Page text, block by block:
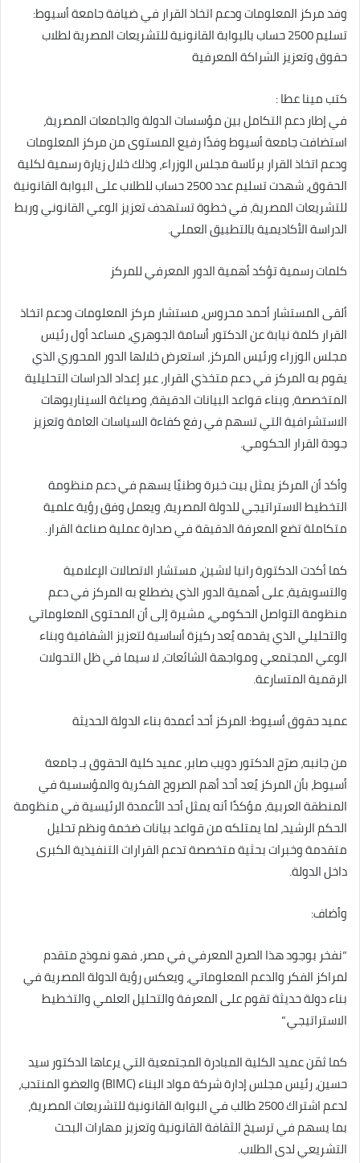
وفد مركز المعلومات ودعم اتخاذ القرار في ضيافة جامعة أسيوط:
تسليم 2500 حساب بالبوابة القانونية للتشريعات المصرية لطلاب
حقوق وتعزيز الشراكة المعرفية
كتب مينا عطا :
في إطار دعم التكامل بين مؤسسات الدولة والجامعات المصرية،
استضافت جامعة أسيوط وفدًا رفيع المستوى من مركز المعلومات
ودعم اتخاذ القرار برئاسة مجلس الوزراء، وذلك خلال زيارة رسمية لكلية
الحقوق، شهدت تسليم عدد 2500 حساب للطلاب على البوابة القانونية
للتشريعات المصرية، في خطوة تستهدف تعزيز الوعي القانوني وربط
الدراسة الأكاديمية بالتطبيق العملي.
كلمات رسمية تؤكد أهمية الدور المعرفي للمركز
ألقى المستشار أحمد محروس، مستشار مركز المعلومات ودعم اتخاذ
القرار كلمة نيابة عن الدكتور أسامة الجوهري، مساعد أول رئيس
مجلس الوزراء ورئيس المركز، استعرض خلالها الدور المحوري الذي
يقوم به المركز في دعم متخذي القرار، عبر إعداد الدراسات التحليلية
المتخصصة، وبناء قواعد البيانات الدقيقة، وصياغة السيناريوهات
الاستشرافية التي تسهم في رفع كفاءة السياسات العامة وتعزيز
جودة القرار الحكومي.
وأكد أن المركز يمثل بيت خبرة وطنيًا يسهم في دعم منظومة
التخطيط الاستراتيجي للدولة المصرية، ويعمل وفق رؤية علمية
متكاملة تضع المعرفة الدقيقة في صدارة عملية صناعة القرار.
كما أكدت الدكتورة رانيا لاشين، مستشار الاتصالات الإعلامية
والتسويقية، على أهمية الدور الذي يضطلع به المركز في دعم
منظومة التواصل الحكومي، مشيرة إلى أن المحتوى المعلوماتي
والتحليلي الذي يقدمه يُعد ركيزة أساسية لتعزيز الشفافية وبناء
الوعي المجتمعي ومواجهة الشائعات، لا سيما في ظل التحولات
الرقمية المتسارعة.
عميد حقوق أسيوط: المركز أحد أعمدة بناء الدولة الحديثة
من جانبه، صرّح الدكتور دويب صابر، عميد كلية الحقوق بـ جامعة
أسيوط، بأن المركز يُعد أحد أهم الصروح الفكرية والمؤسسية في
المنطقة العربية، مؤكدًا أنه يمثل أحد الأعمدة الرئيسية في منظومة
الحكم الرشيد، لما يمتلكه من قواعد بيانات ضخمة ونظم تحليل
متقدمة وخبرات بحثية متخصصة تدعم القرارات التنفيذية الكبرى
داخل الدولة.
وأضاف:
“نفخر بوجود هذا الصرح المعرفي في مصر، فهو نموذج متقدم
لمراكز الفكر والدعم المعلوماتي، ويعكس رؤية الدولة المصرية في
بناء دولة حديثة تقوم على المعرفة والتحليل العلمي والتخطيط
الاستراتيجي.”
كما ثمّن عميد الكلية المبادرة المجتمعية التي يرعاها الدكتور سيد
حسين، رئيس مجلس إدارة شركة مواد البناء (BIMC) والعضو المنتدب،
لدعم اشتراك 2500 طالب في البوابة القانونية للتشريعات المصرية،
بما يسهم في ترسيخ الثقافة القانونية وتعزيز مهارات البحث
التشريعي لدى الطلاب.